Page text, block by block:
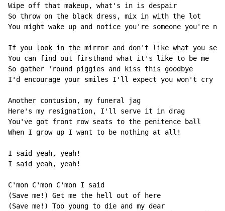
Wipe off that makeup, what's in is despair
So throw on the black dress, mix in with the lot
You might wake up and notice you're someone you're not
If you look in the mirror and don't like what you see
You can find out firsthand what it's like to be me
So gather 'round piggies and kiss this goodbye
I'd encourage your smiles I'll expect you won't cry
Another contusion, my funeral jag
Here's my resignation, I'll serve it in drag
You've got front row seats to the penitence ball
When I grow up I want to be nothing at all!
I said yeah, yeah!
I said yeah, yeah!
C'mon C'mon C'mon I said
(Save me!) Get me the hell out of here
(Save me!) Too young to die and my dear